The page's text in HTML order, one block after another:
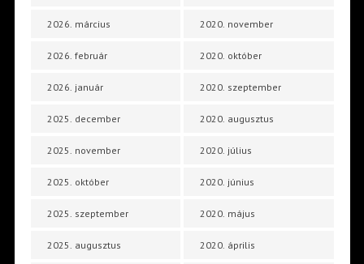
2026. március
2026. február
2026. január
2025. december
2025. november
2025. október
2025. szeptember
2025. augusztus
2020. november
2020. október
2020. szeptember
2020. augusztus
2020. július
2020. június
2020. május
2020. április